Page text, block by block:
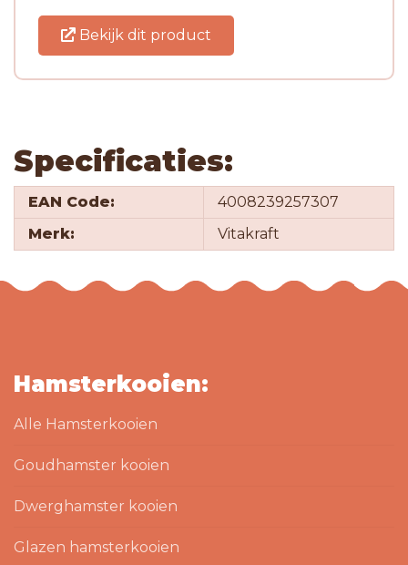
Bekijk dit product
Specificaties:
EAN Code:
4008239257307
Merk:
Vitakraft
Hamsterkooien:
Alle Hamsterkooien
Goudhamster kooien
Dwerghamster kooien
Glazen hamsterkooien